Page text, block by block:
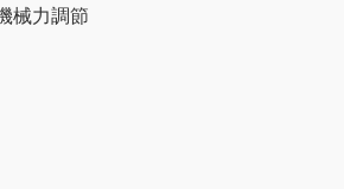
械力調節